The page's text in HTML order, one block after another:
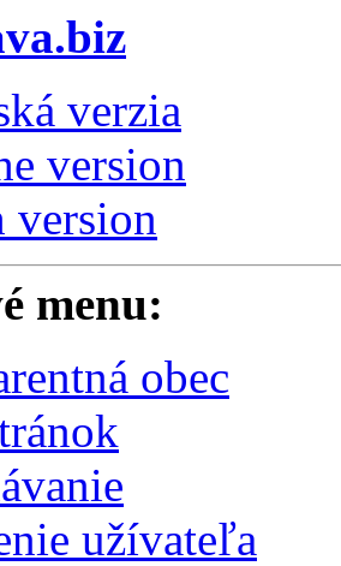
verzia
version
version
menu:
obec
užívateľa